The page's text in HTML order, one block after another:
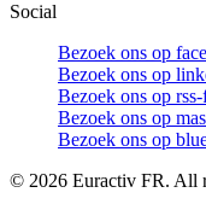
Social
Bezoek ons op
Bezoek ons op
Bezoek ons op rss-
Bezoek ons op
Bezoek ons op
© 2026 Euractiv FR. All